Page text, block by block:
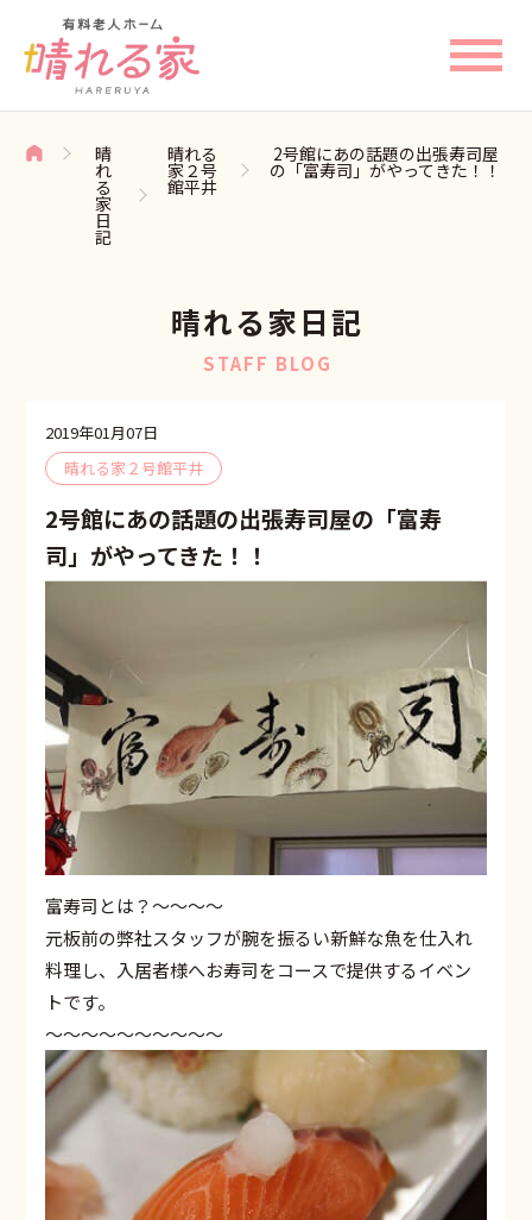
晴
れ
る
家
日
記
晴れる
家２号
館平井
2号館にあの話題の出張寿司屋
の「富寿司」がやってきた！！
晴れる家日記
STAFF BLOG
2019年01月07日
晴れる家２号館平井
2号館にあの話題の出張寿司屋の「富寿
司」がやってきた！！
富寿司とは？～～～～
元板前の弊社スタッフが腕を振るい新鮮な魚を仕入れ
料理し、入居者様へお寿司をコースで提供するイベン
トです。
～～～～～～～～～～